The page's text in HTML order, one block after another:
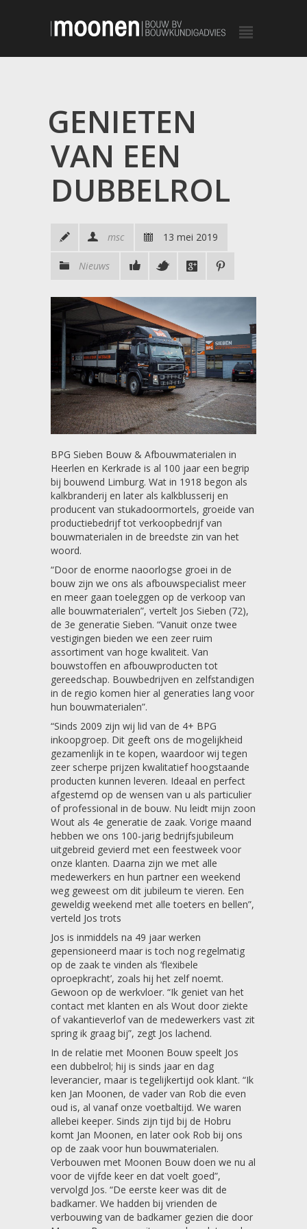
GENIETEN
VAN EEN
DUBBELROL
msc 13 mei 2019
Nieuws
BPG Sieben Bouw & Afbouwmaterialen in
Heerlen en Kerkrade is al 100 jaar een begrip
bij bouwend Limburg. Wat in 1918 begon als
kalkbranderij en later als kalkblusserij en
producent van stukadoormortels, groeide van
productiebedrijf tot verkoopbedrijf van
bouwmaterialen in de breedste zin van het
woord.
“Door de enorme naoorlogse groei in de
bouw zijn we ons als afbouwspecialist meer
en meer gaan toeleggen op de verkoop van
alle bouwmaterialen”, vertelt Jos Sieben (72),
de 3e generatie Sieben. “Vanuit onze twee
vestigingen bieden we een zeer ruim
assortiment van hoge kwaliteit. Van
bouwstoffen en afbouwproducten tot
gereedschap. Bouwbedrijven en zelfstandigen
in de regio komen hier al generaties lang voor
hun bouwmaterialen”.
“Sinds 2009 zijn wij lid van de 4+ BPG
inkoopgroep. Dit geeft ons de mogelijkheid
gezamenlijk in te kopen, waardoor wij tegen
zeer scherpe prijzen kwalitatief hoogstaande
producten kunnen leveren. Ideaal en perfect
afgestemd op de wensen van u als particulier
of professional in de bouw. Nu leidt mijn zoon
Wout als 4e generatie de zaak. Vorige maand
hebben we ons 100-jarig bedrijfsjubileum
uitgebreid gevierd met een feestweek voor
onze klanten. Daarna zijn we met alle
medewerkers en hun partner een weekend
weg geweest om dit jubileum te vieren. Een
geweldig weekend met alle toeters en bellen”,
verteld Jos trots
Jos is inmiddels na 49 jaar werken
gepensioneerd maar is toch nog regelmatig
op de zaak te vinden als ‘flexibele
oproepkracht’, zoals hij het zelf noemt.
Gewoon op de werkvloer. “Ik geniet van het
contact met klanten en als Wout door ziekte
of vakantieverlof van de medewerkers vast zit
spring ik graag bij”, zegt Jos lachend.
In de relatie met Moonen Bouw speelt Jos
een dubbelrol; hij is sinds jaar en dag
leverancier, maar is tegelijkertijd ook klant. “Ik
ken Jan Moonen, de vader van Rob die even
oud is, al vanaf onze voetbaltijd. We waren
allebei keeper. Sinds zijn tijd bij de Hobru
komt Jan Moonen, en later ook Rob bij ons
op de zaak voor hun bouwmaterialen.
Verbouwen met Moonen Bouw doen we nu al
voor de vijfde keer en dat voelt goed”,
vervolgd Jos. “De eerste keer was dit de
badkamer. We hadden bij vrienden de
verbouwing van de badkamer gezien die door